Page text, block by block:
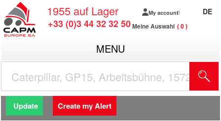
1955 auf Lager
+33 (0)3 44 32 32 50
My account
Meine Auswahl 0
DE
MENU
Update Create my Alert